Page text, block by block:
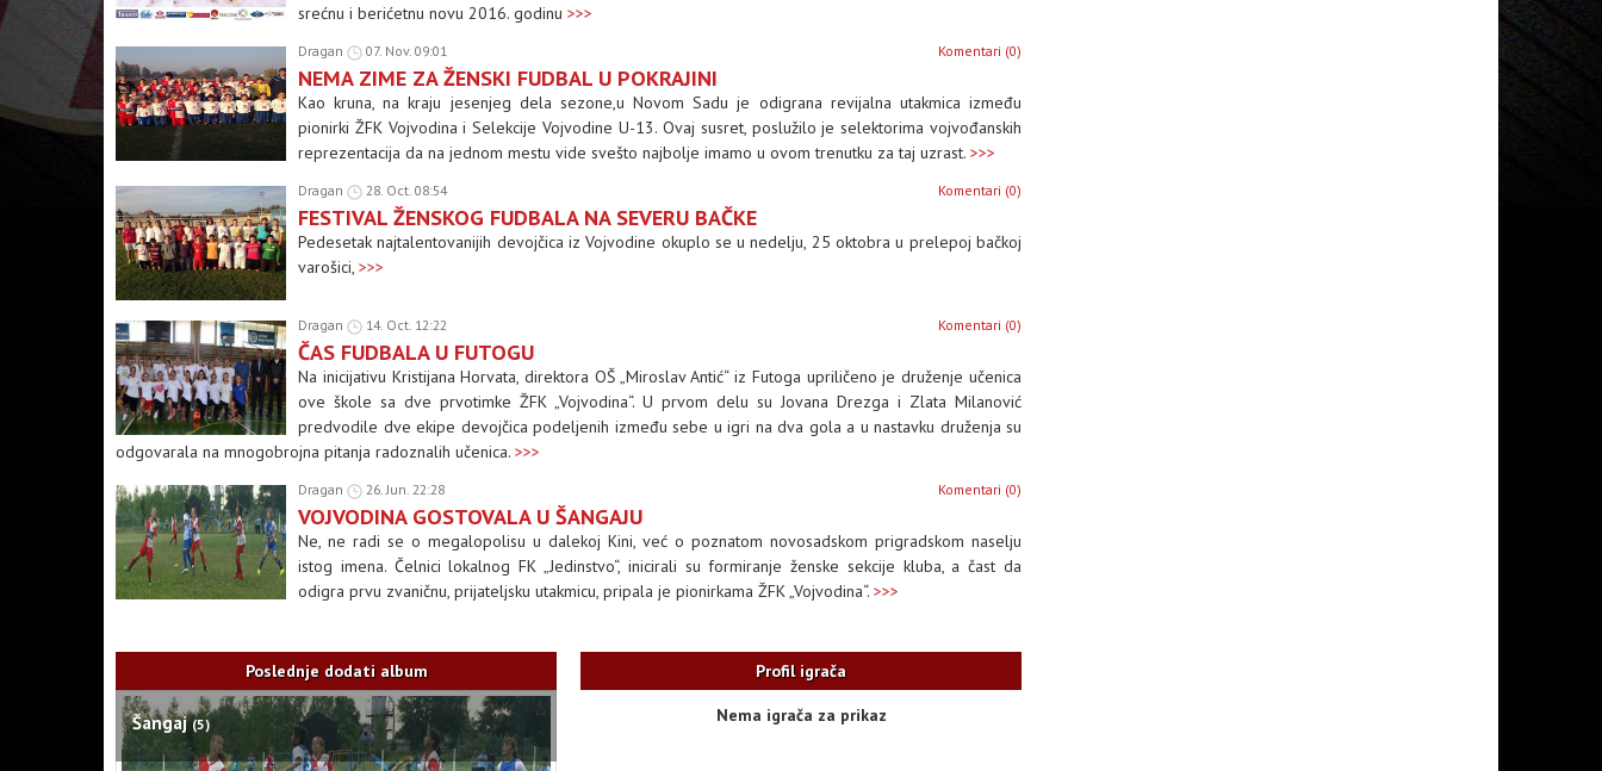
srećnu i berićetnu novu 2016. godinu >>>
Dragan 07. Nov. 09:01 Komentari (0)
NEMA ZIME ZA ŽENSKI FUDBAL U POKRAJINI
Kao kruna, na kraju jesenjeg dela sezone,u Novom Sadu je odigrana revijalna utakmica između
pionirki ŽFK Vojvodina i Selekcije Vojvodine U-13. Ovaj susret, poslužilo je selektorima vojvođanskih
reprezentacija da na jednom mestu vide svešto najbolje imamo u ovom trenutku za taj uzrast. >>>
Dragan 28. Oct. 08:54 Komentari (0)
FESTIVAL ŽENSKOG FUDBALA NA SEVERU BAČKE
Pedesetak najtalentovanijih devojčica iz Vojvodine okuplo se u nedelju, 25 oktobra u prelepoj bačkoj
varošici, >>>
Dragan 14. Oct. 12:22 Komentari (0)
ČAS FUDBALA U FUTOGU
Na inicijativu Kristijana Horvata, direktora OŠ „Miroslav Antić“ iz Futoga upriličeno je druženje učenica
ove škole sa dve prvotimke ŽFK „Vojvodina“. U prvom delu su Jovana Drezga i Zlata Milanović
predvodile dve ekipe devojčica podeljenih između sebe u igri na dva gola a u nastavku druženja su
odgovarala na mnogobrojna pitanja radoznalih učenica. >>>
Dragan 26. Jun. 22:28 Komentari (0)
VOJVODINA GOSTOVALA U ŠANGAJU
Ne, ne radi se o megalopolisu u dalekoj Kini, već o poznatom novosadskom prigradskom naselju
istog imena. Čelnici lokalnog FK „Jedinstvo“, inicirali su formiranje ženske sekcije kluba, a čast da
odigra prvu zvaničnu, prijateljsku utakmicu, pripala je pionirkama ŽFK „Vojvodina“. >>>
Poslednje dodati album
Šangaj(5)
Profil igrača
Nema igrača za prikaz